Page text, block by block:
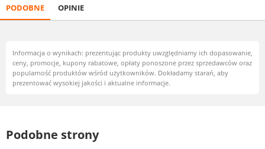
PODOBNE OPINIE
Informacja o wynikach: prezentując produkty uwzględniamy ich dopasowanie,
ceny, promocje, kupony rabatowe, opłaty ponoszone przez sprzedawców oraz
popularność produktów wśród użytkowników. Dokładamy starań, aby
prezentować wysokiej jakości i aktualne informacje.
Podobne strony